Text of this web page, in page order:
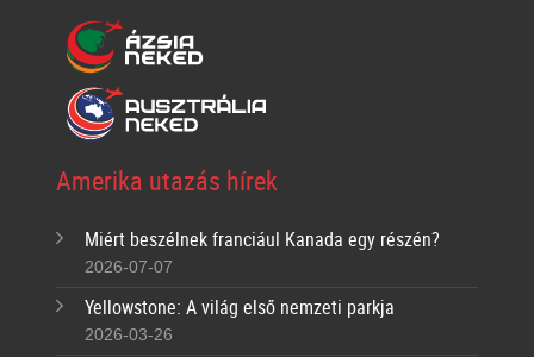
Amerika utazás hírek
Miért beszélnek franciául Kanada egy részén?
2026-07-07
Yellowstone: A világ első nemzeti parkja
2026-03-26